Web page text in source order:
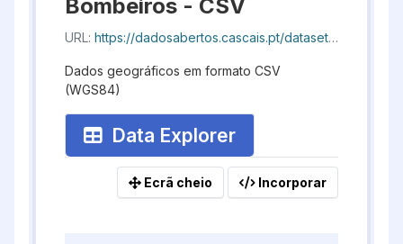
Bombeiros - CSV
URL: https://dadosabertos.cascais.pt/dataset/f5e1da81-5070-45e7-af26-fc803baa719e/resource/9d87c764-98a1-401f-b43d-57cdbb6c8563/download/geocascais-areaintervencaobombeiros_20260808_193551.csv
Dados geográficos em formato CSV
(WGS84)
Data Explorer
Ecrã cheio Incorporar